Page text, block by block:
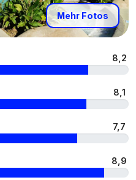
Mehr Fotos
8,2
8,1
7,7
8,9